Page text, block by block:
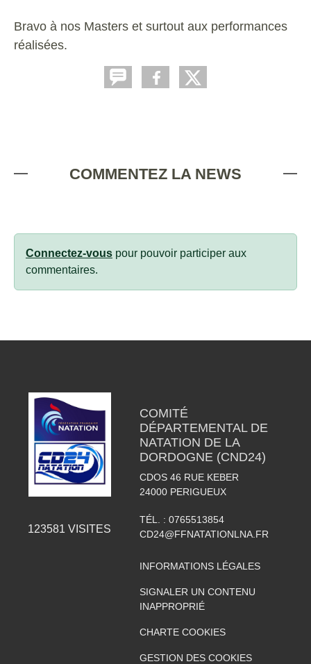
Bravo à nos Masters et surtout aux performances
réalisées.
COMMENTEZ LA NEWS
Connectez-vous pour pouvoir participer aux
commentaires.
123581 VISITES
COMITÉ
DÉPARTEMENTAL DE
NATATION DE LA
DORDOGNE (CND24)
CDOS 46 RUE KEBER
24000 PERIGUEUX
TÉL. : 0765513854
CD24@FFNATATIONLNA.FR
INFORMATIONS LÉGALES
SIGNALER UN CONTENU
INAPPROPRIÉ
CHARTE COOKIES
GESTION DES COOKIES